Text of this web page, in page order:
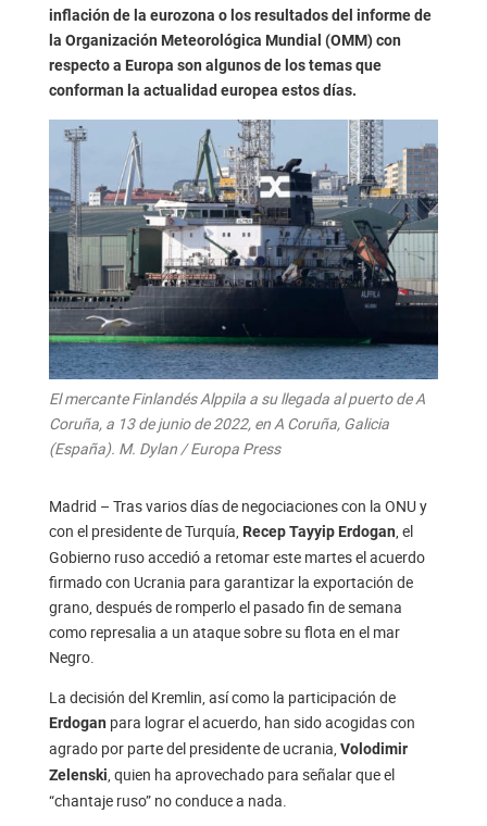
inflación de la eurozona o los resultados del informe de
la Organización Meteorológica Mundial (OMM) con
respecto a Europa son algunos de los temas que
conforman la actualidad europea estos días.
El mercante Finlandés Alppila a su llegada al puerto de A
Coruña, a 13 de junio de 2022, en A Coruña, Galicia
(España). M. Dylan / Europa Press
Madrid – Tras varios días de negociaciones con la ONU y
con el presidente de Turquía, Recep Tayyip Erdogan, el
Gobierno ruso accedió a retomar este martes el acuerdo
firmado con Ucrania para garantizar la exportación de
grano, después de romperlo el pasado fin de semana
como represalia a un ataque sobre su flota en el mar
Negro.
La decisión del Kremlin, así como la participación de
Erdogan para lograr el acuerdo, han sido acogidas con
agrado por parte del presidente de ucrania, Volodimir
Zelenski, quien ha aprovechado para señalar que el
“chantaje ruso” no conduce a nada.